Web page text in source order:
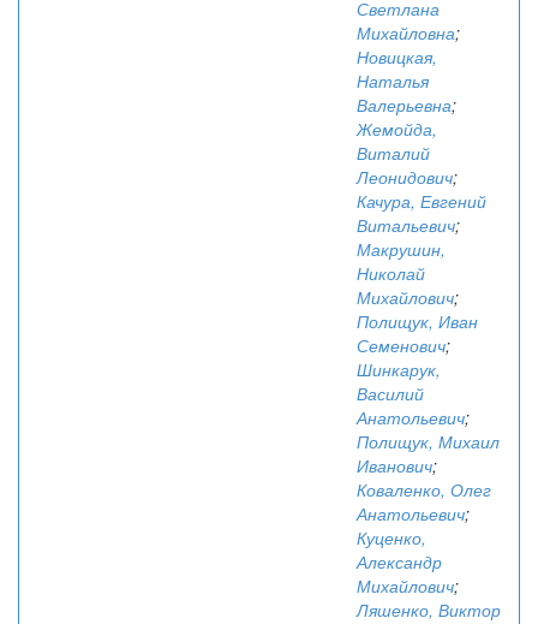
Светлана
Михайловна;
Новицкая,
Наталья
Валерьевна;
Жемойда,
Виталий
Леонидович;
Качура, Евгений
Витальевич;
Макрушин,
Николай
Михайлович;
Полищук, Иван
Семенович;
Шинкарук,
Василий
Анатольевич;
Полищук, Михаил
Иванович;
Коваленко, Олег
Анатольевич;
Куценко,
Александр
Михайлович;
Ляшенко, Виктор